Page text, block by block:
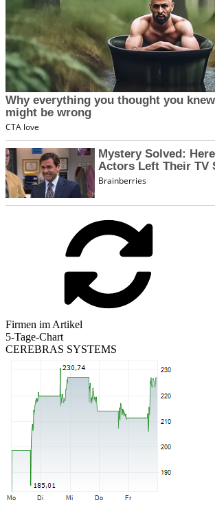
Firmen im Artikel
5-Tage-Chart
CEREBRAS SYSTEMS